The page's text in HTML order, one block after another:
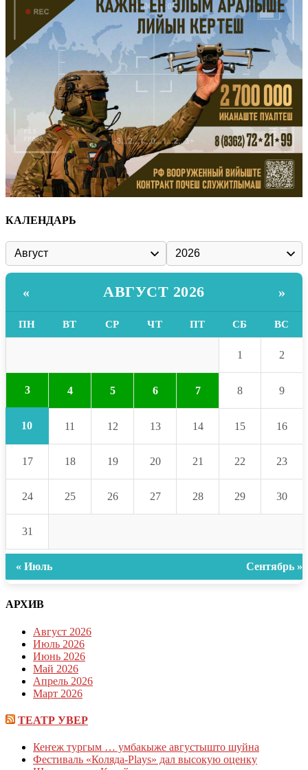
КАЛЕНДАРЬ
« АВГУСТ 2026 »
ПН ВТ СР ЧТ ПТ СБ ВС
1 2
3 4 5 6 7 8 9
10 11 12 13 14 15 16
17 18 19 20 21 22 23
24 25 26 27 28 29 30
31
« Июль Сентябрь »
АРХИВ
Август 2026
Июль 2026
Июнь 2026
Май 2026
Апрель 2026
Март 2026
ТЕАТР УВЕР
Кеҥеж тургым … умбакыже августышто шуйна
Фестиваль «Коляда-Plays» дал высокую оценку